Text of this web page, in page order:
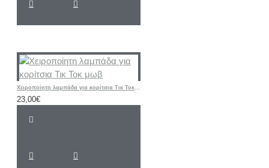
Χειροποίητη λαμπάδα για κορίτσια Τικ Τοκ μωβ
23,00€